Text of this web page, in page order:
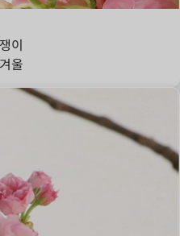
이
겨울